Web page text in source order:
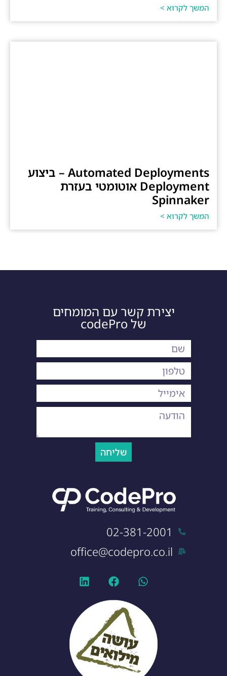
המשך לקרוא >
Automated Deployments – ביצוע
Deployment אוטומטי בעזרת
Spinnaker
המשך לקרוא >
יצירת קשר עם המומחים
של codePro
שליחה
02-381-2001
office@codepro.co.il